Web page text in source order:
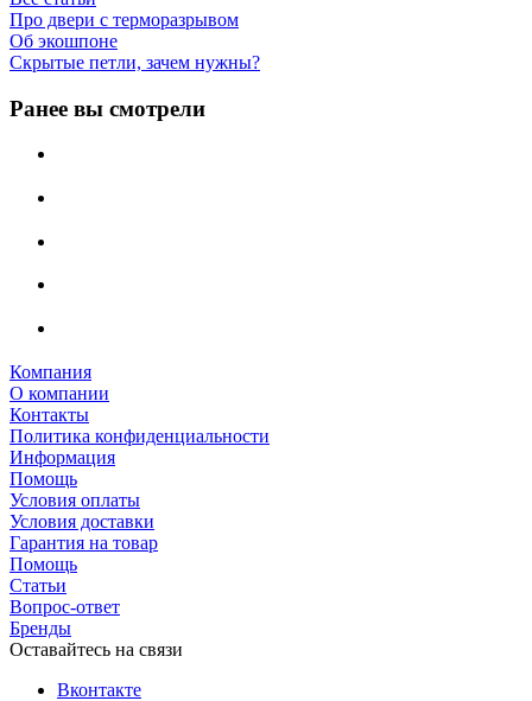
Про двери с терморазрывом
Об экошпоне
Скрытые петли, зачем нужны?
Ранее вы смотрели
Компания
О компании
Контакты
Политика конфиденциальности
Информация
Помощь
Условия оплаты
Условия доставки
Гарантия на товар
Помощь
Статьи
Вопрос-ответ
Бренды
Оставайтесь на связи
Вконтакте